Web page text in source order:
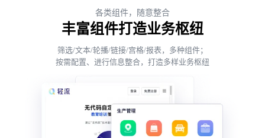
各类组件，随意整合
丰富组件打造业务枢纽
筛选/文本/轮播/链接/宫格/报表，多种组件；
按需配置、进行信息整合，打造多样业务枢纽